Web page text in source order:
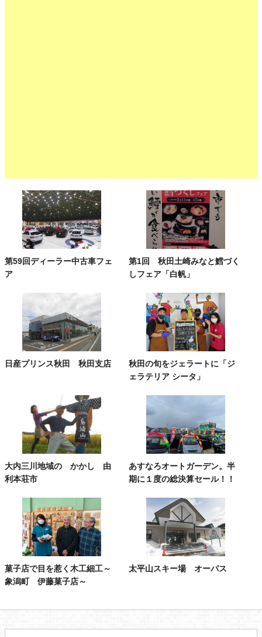
第59回ディーラー中古車フェ
ア
第1回 秋田土崎みなと鱈づく
しフェア「白帆」
日産プリンス秋田 秋田支店
秋田の旬をジェラートに「ジ
ェラテリア シータ」
大内三川地域の かかし 由
利本荘市
あすなろオートガーデン。半
期に１度の総決算セール！！
菓子店で目を惹く木工細工～
象潟町 伊藤菓子店～
太平山スキー場 オーパス